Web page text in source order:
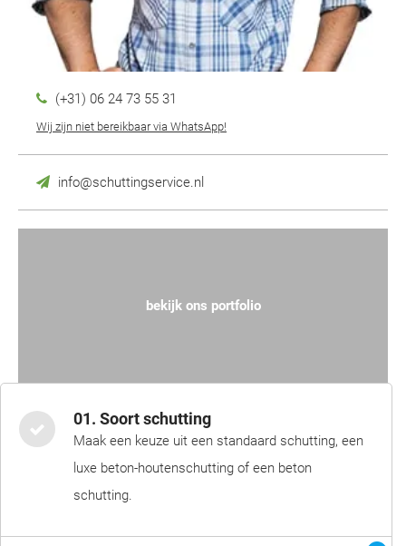
(+31) 06 24 73 55 31
Wij zijn niet bereikbaar via WhatsApp!
info@schuttingservice.nl
bekijk ons portfolio
01. Soort schutting
Maak een keuze uit een standaard schutting, een
luxe beton-houtenschutting of een beton
schutting.